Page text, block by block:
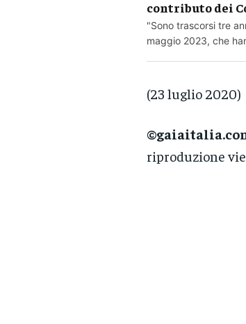
contributo dei
"Sono trascorsi tre
maggio 2023, che
(23 luglio 2020)
riproduzione